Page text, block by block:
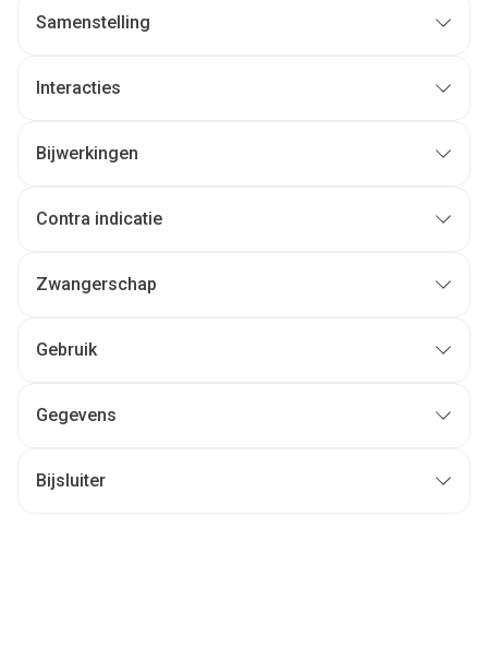
Samenstelling
Interacties
Bijwerkingen
Contra indicatie
Zwangerschap
Gebruik
Gegevens
Bijsluiter